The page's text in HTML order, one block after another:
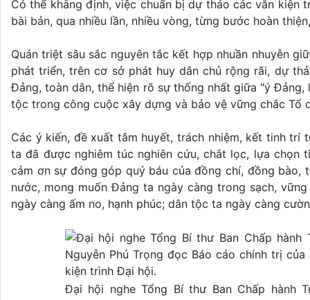
Có thể khẳng định, việc chuẩn bị dự thảo các văn kiện
bài bản, qua nhiều lần, nhiều vòng, từng bước hoàn
Quán triệt sâu sắc nguyên tắc kết hợp nhuần nhuyễn
phát triển, trên cơ sở phát huy dân chủ rộng rãi, dự
Đảng, toàn dân, thể hiện rõ sự thống nhất giữa "ý
tộc trong công cuộc xây dựng và bảo vệ vững chắc Tổ
Các ý kiến, đề xuất tâm huyết, trách nhiệm, kết tinh
ta đã được nghiêm túc nghiên cứu, chắt lọc, lựa chọn
cảm ơn sự đóng góp quý báu của đồng chí, đồng
nước, mong muốn Đảng ta ngày càng trong sạch,
ngày càng ấm no, hạnh phúc; dân tộc ta ngày càng
Đại hội nghe Tổng Bí thư Ban Chấp hành